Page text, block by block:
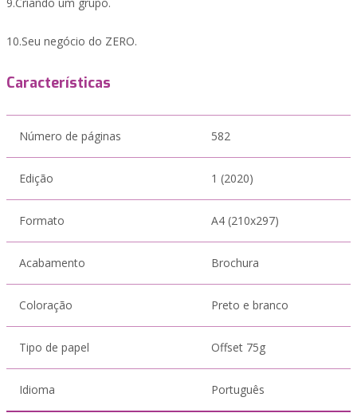
10.Seu negócio do ZERO.
Características
Número de páginas 582
Edição 1 (2020)
Formato A4 (210x297)
Acabamento Brochura
Coloração Preto e branco
Tipo de papel Offset 75g
Idioma Português